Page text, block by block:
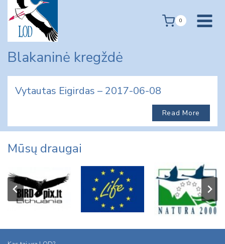
content
0
Blakaninė kregždė
Vytautas Eigirdas – 2017-06-08
Read More
Mūsų draugai